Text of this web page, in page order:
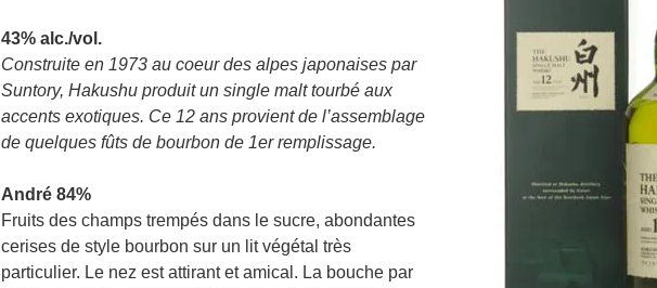
43% alc./vol.
Construite en 1973 au coeur des alpes japonaises par
Suntory, Hakushu produit un single malt tourbé aux
accents exotiques. Ce 12 ans provient de l’assemblage
de quelques fûts de bourbon de 1er remplissage.
André 84%
Fruits des champs trempés dans le sucre, abondantes
cerises de style bourbon sur un lit végétal très
particulier. Le nez est attirant et amical. La bouche par